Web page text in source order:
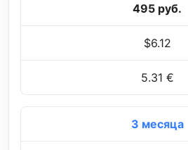
495 руб.
$6.12
5.31 €
3 месяца